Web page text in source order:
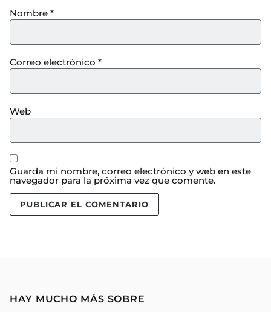
Nombre *
Correo electrónico *
Web
Guarda mi nombre, correo electrónico y web en este
navegador para la próxima vez que comente.
HAY MUCHO MÁS SOBRE